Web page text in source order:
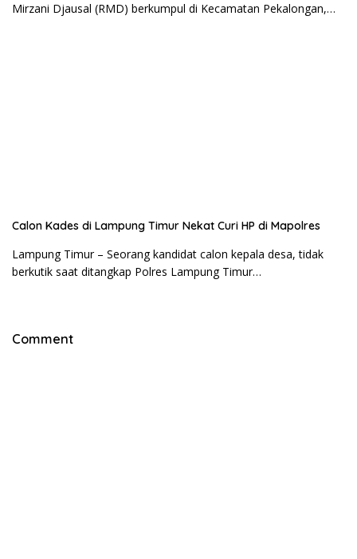
Mirzani Djausal (RMD) berkumpul di Kecamatan Pekalongan,…
Calon Kades di Lampung Timur Nekat Curi HP di Mapolres
Lampung Timur – Seorang kandidat calon kepala desa, tidak
berkutik saat ditangkap Polres Lampung Timur…
Comment